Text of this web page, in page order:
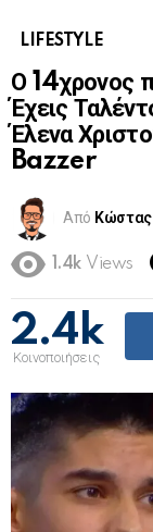
LIFESTYLE
Ο 14χρονος
Έχεις
Έλενα
Bazzer
Από
1.4k Views
2.4k
Κοινοποιήσεις